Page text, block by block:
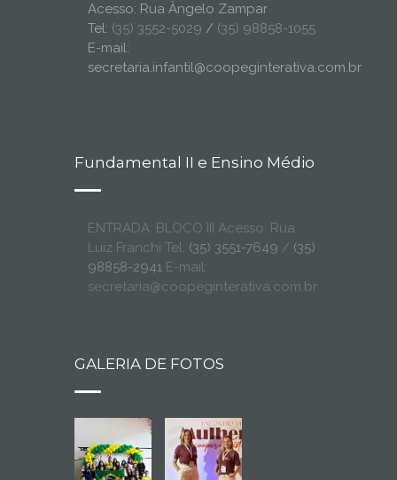
Acesso: Rua Ângelo Zampar
Tel: (35) 3552-5029 / (35) 98858-1055
E-mail:
secretaria.infantil@coopeginterativa.com.br
Fundamental II e Ensino Médio
ENTRADA: BLOCO III Acesso: Rua
Luiz Franchi Tel: (35) 3551-7649 / (35)
98858-2941 E-mail:
secretaria@coopeginterativa.com.br
GALERIA DE FOTOS